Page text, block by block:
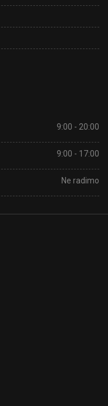
9:00 - 20:00
9:00 - 17:00
Ne radimo